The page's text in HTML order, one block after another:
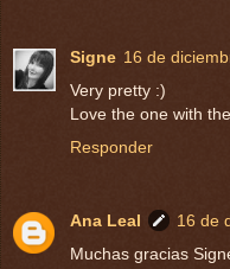
Signe 16 de
Very pretty :)
Love the one with
Responder
Ana Leal
16 de
Muchas gracias